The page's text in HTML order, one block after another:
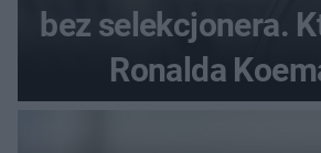
bez selekcjonera.
Ronalda